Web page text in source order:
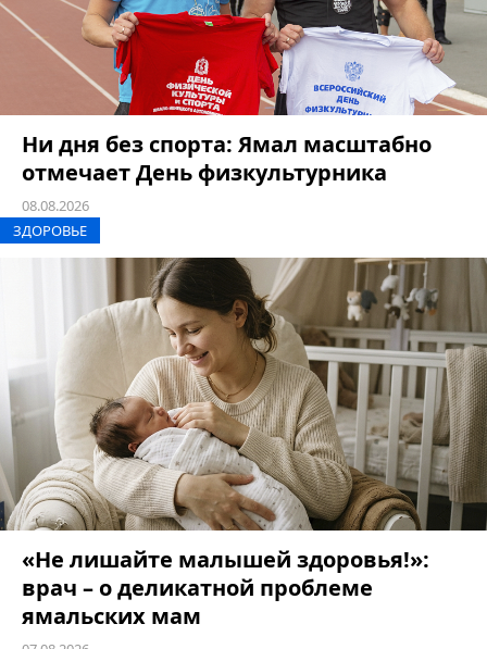
Ни дня без спорта: Ямал масштабно
отмечает День физкультурника
08.08.2026
ЗДОРОВЬЕ
«Не лишайте малышей здоровья!»:
врач – о деликатной проблеме
ямальских мам